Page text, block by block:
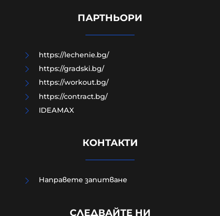
мъчениците от ал-Акса
подкрепят призива за забрана на
ПАРТНЬОРИ
https://lechenie.bg/
https://gradski.bg/
https://workout.bg/
https://contract.bg/
IDEAMAX
КОНТАКТИ
Направете запитване
СЛЕДВАЙТЕ НИ